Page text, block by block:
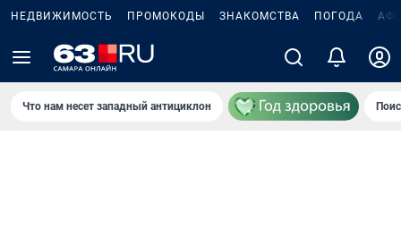
НЕДВИЖИМОСТЬ ПРОМОКОДЫ ЗНАКОМСТВА ПОГОДА
Что нам несет западный антициклон